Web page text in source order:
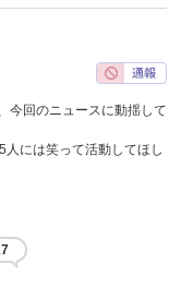
今回のニュースに動揺して
には笑って活動してほし